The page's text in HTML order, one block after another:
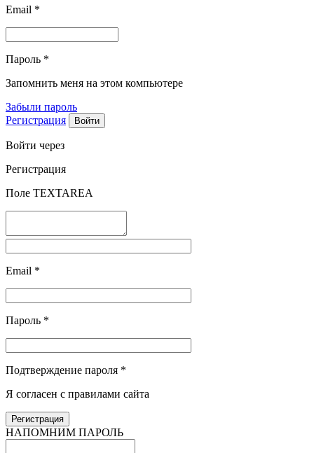
Email *
Пароль *
Запомнить меня на этом компьютере
Забыли пароль
Регистрация
Войти через
Регистрация
Поле TEXTAREA
Email *
Пароль *
Подтверждение пароля *
Я согласен с правилами сайта
НАПОМНИМ ПАРОЛЬ